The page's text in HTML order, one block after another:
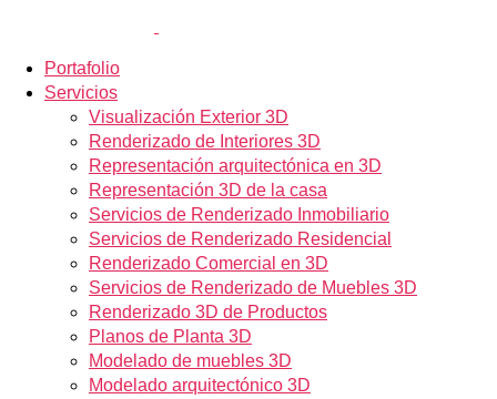
Portafolio
Servicios
Visualización Exterior 3D
Renderizado de Interiores 3D
Representación arquitectónica en 3D
Representación 3D de la casa
Servicios de Renderizado Inmobiliario
Servicios de Renderizado Residencial
Renderizado Comercial en 3D
Servicios de Renderizado de Muebles 3D
Renderizado 3D de Productos
Planos de Planta 3D
Modelado de muebles 3D
Modelado arquitectónico 3D